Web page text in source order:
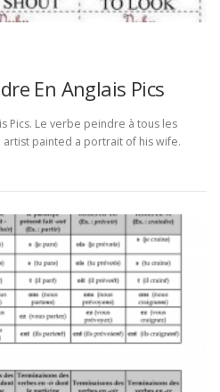
En Anglais Pics
Pics. Le verbe peindre à tous les
painted a portrait of his wife.